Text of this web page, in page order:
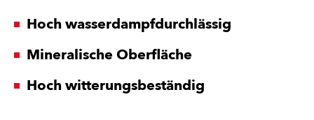
Hoch wasserdampfdurchlässig
Mineralische Oberfläche
Hoch witterungsbeständig